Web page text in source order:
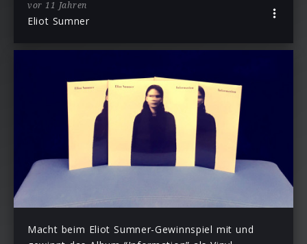
vor 11 Jahren
Eliot Sumner
Macht beim Eliot Sumner-Gewinnspiel mit und